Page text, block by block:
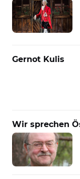
Gernot Kulis
Wir sprechen